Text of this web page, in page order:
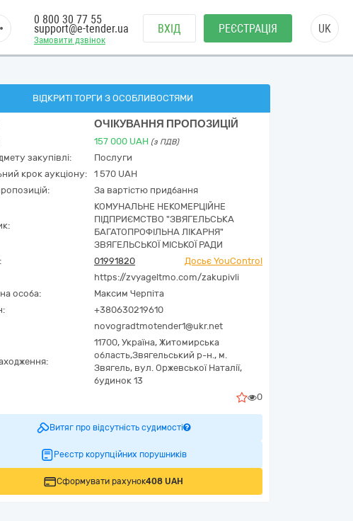
Замовити дзвінок
0 800 30 77 55
support@e-tender.ua ВХІД РЕЄСТРАЦІЯ UK
ВІДКРИТІ ТОРГИ З ОСОБЛИВОСТЯМИ
ОЧІКУВАННЯ ПРОПОЗИЦІЙ
157 000 UAH (з ПДВ)
закупівлі:
Послуги
крок аукціону:
1 570 UAH
За вартістю придбання
КОМУНАЛЬНЕ НЕКОМЕРЦІЙНЕ
ПІДПРИЄМСТВО "ЗВЯГЕЛЬСЬКА
БАГАТОПРОФІЛЬНА ЛІКАРНЯ"
ЗВЯГЕЛЬСЬКОЇ МІСЬКОЇ РАДИ
01991820
Досьє YouControl
https://zvyageltmo.com/zakupivli
особа:
Максим Черпіта
+380630219610
novogradtmotender1@ukr.net
11700, Україна, Житомирська
область,Звягельський р-н., м.
Звягель, вул. Оржевської Наталії,
будинок 13
0
Витяг про відсутність судимості
Реєстр корупційних порушників
Сформувати рахунок408 UAH